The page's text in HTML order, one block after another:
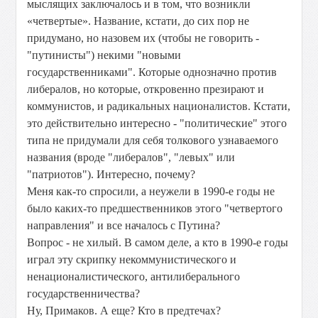
мыслящих заключалось и в том, что возникли
«четвертые». Название, кстати, до сих пор не
придумано, но назовем их (чтобы не говорить -
"путинисты") некими "новыми
государственниками". Которые однозначно против
либералов, но которые, откровенно презирают и
коммунистов, и радикальных националистов. Кстати,
это действительно интересно - "политические" этого
типа не придумали для себя толкового узнаваемого
названия (вроде "либералов", "левых" или
"патриотов"). Интересно, почему?
Меня как-то спросили, а неужели в 1990-е годы не
было каких-то предшественников этого "четвертого
направления" и все началось с Путина?
Вопрос - не хилый. В самом деле, а кто в 1990-е годы
играл эту скрипку некоммунистического и
ненационалистического, антилиберального
государственничества?
Ну, Примаков. А еще? Кто в предтечах?